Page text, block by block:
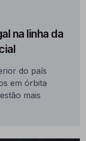
na linha da
do país
em órbita
mais